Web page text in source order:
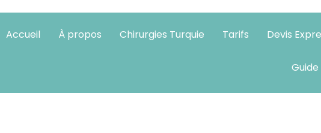
Accueil À propos Chirurgies Turquie Tarifs Devis
en Turquie
Québec,